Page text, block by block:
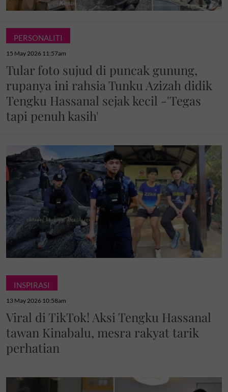
PERSONALITI
15 May 2026 11:57am
Tular foto sujud di puncak gunung,
rupanya ini rahsia Tunku Azizah didik
Tengku Hassanal sejak kecil -'Tegas
tapi penuh kasih'
INSPIRASI
13 May 2026 10:58am
Viral di TikTok! Aksi Tengku Hassanal
tawan Kinabalu, mesra rakyat tarik
perhatian